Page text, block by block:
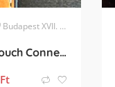
Budapest XVII. kerület
Eladó Tissot T-Touch Connect Solar 47.5 mm fekete férfi karóra – 3 gyári szíj, töltő
Ft